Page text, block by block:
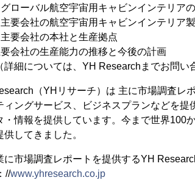
ローバル航空宇宙用キャビンインテリア
要会社の航空宇宙用キャビンインテリア
要会社の本社と生産拠点
会社の生産能力の推移と今後の計画
細については、YH Researchまでお問い
（YHリサーチ）は 主に市場調査レ
ィングサービス、ビジネスプランなどを
・情報を提供しています。今まで世界100
供してきました。
に市場調査レポートを提供するYH
//www.yhresearch.co.jp